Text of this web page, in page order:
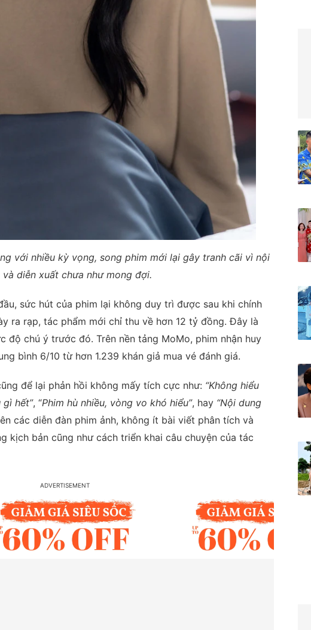
với nhiều kỳ vọng, song phim mới lại gây tranh cãi vì nội
và diễn xuất chưa như mong đợi.
sức hút của phim lại không duy trì được sau khi chính
ra rạp, tác phẩm mới chỉ thu về hơn 12 tỷ đồng. Đây là
độ chú ý trước đó. Trên nền tảng MoMo, phim nhận huy
bình 6/10 từ hơn 1.239 khán giả mua vé đánh giá.
để lại phản hồi không mấy tích cực như: “Không hiểu
gì hết”, “Phim hù nhiều, vòng vo khó hiểu”, hay “Nội dung
các diễn đàn phim ảnh, không ít bài viết phân tích và
kịch bản cũng như cách triển khai câu chuyện của tác